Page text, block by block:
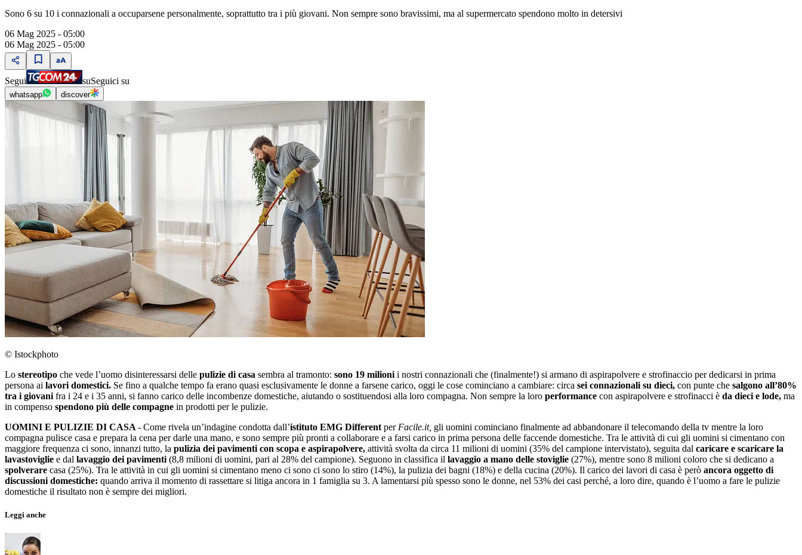
Sono 6 su 10 i connazionali a occuparsene personalmente, soprattutto tra i più giovani. Non sempre sono bravissimi, ma al supermercato spendono molto in detersivi
06 Mag 2025 - 05:00
06 Mag 2025 - 05:00
Segui suSeguici su
whatsapp discover
© Istockphoto
Lo stereotipo che vede l’uomo disinteressarsi delle pulizie di casa sembra al tramonto: sono 19 milioni i nostri connazionali che (finalmente!) si armano di aspirapolvere e strofinaccio per dedicarsi in prima
persona ai lavori domestici. Se fino a qualche tempo fa erano quasi esclusivamente le donne a farsene carico, oggi le cose cominciano a cambiare: circa sei connazionali su dieci, con punte che salgono all’80%
tra i giovani fra i 24 e i 35 anni, si fanno carico delle incombenze domestiche, aiutando o sostituendosi alla loro compagna. Non sempre la loro performance con aspirapolvere e strofinacci è da dieci e lode, ma
in compenso spendono più delle compagne in prodotti per le pulizie.
UOMINI E PULIZIE DI CASA - Come rivela un’indagine condotta dall’istituto EMG Different per Facile.it, gli uomini cominciano finalmente ad abbandonare il telecomando della tv mentre la loro
compagna pulisce casa e prepara la cena per darle una mano, e sono sempre più pronti a collaborare e a farsi carico in prima persona delle faccende domestiche. Tra le attività di cui gli uomini si cimentano con
maggiore frequenza ci sono, innanzi tutto, la pulizia dei pavimenti con scopa e aspirapolvere, attività svolta da circa 11 milioni di uomini (35% del campione intervistato), seguita dal caricare e scaricare la
lavastoviglie e dal lavaggio dei pavimenti (8,8 milioni di uomini, pari al 28% del campione). Seguono in classifica il lavaggio a mano delle stoviglie (27%), mentre sono 8 milioni coloro che si dedicano a
spolverare casa (25%). Tra le attività in cui gli uomini si cimentano meno ci sono ci sono lo stiro (14%), la pulizia dei bagni (18%) e della cucina (20%). Il carico dei lavori di casa è però ancora oggetto di
discussioni domestiche: quando arriva il momento di rassettare si litiga ancora in 1 famiglia su 3. A lamentarsi più spesso sono le donne, nel 53% dei casi perché, a loro dire, quando è l’uomo a fare le pulizie
domestiche il risultato non è sempre dei migliori.
Leggi anche